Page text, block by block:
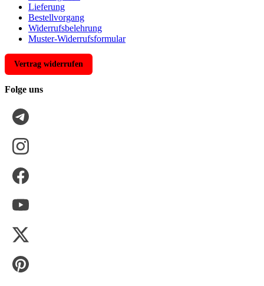
Lieferung
Bestellvorgang
Widerrufsbelehrung
Muster-Widerrufsformular
Vertrag widerrufen
Folge uns